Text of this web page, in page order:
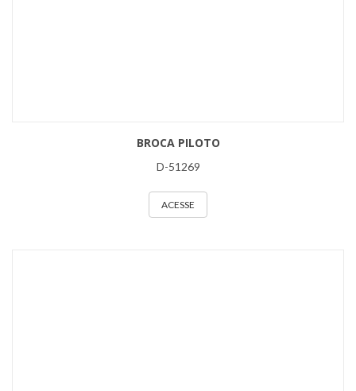
BROCA PILOTO
D-51269
ACESSE